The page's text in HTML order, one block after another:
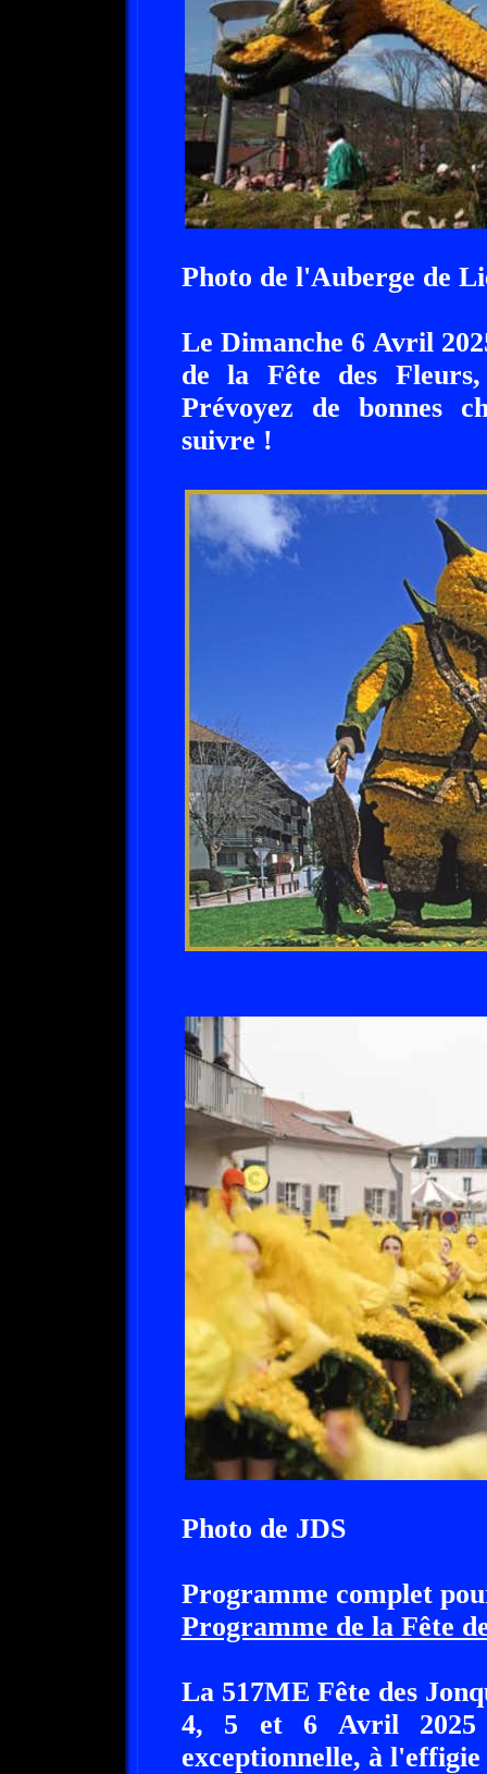
Photo de l'Auberge de
Le Dimanche 6 Avril
de la Fête des
Prévoyez de bonnes
suivre !
Photo de JDS
Programme complet
Programme de la Fête
La 517ME Fête des
4, 5 et 6 Avril 2025
exceptionnelle, à